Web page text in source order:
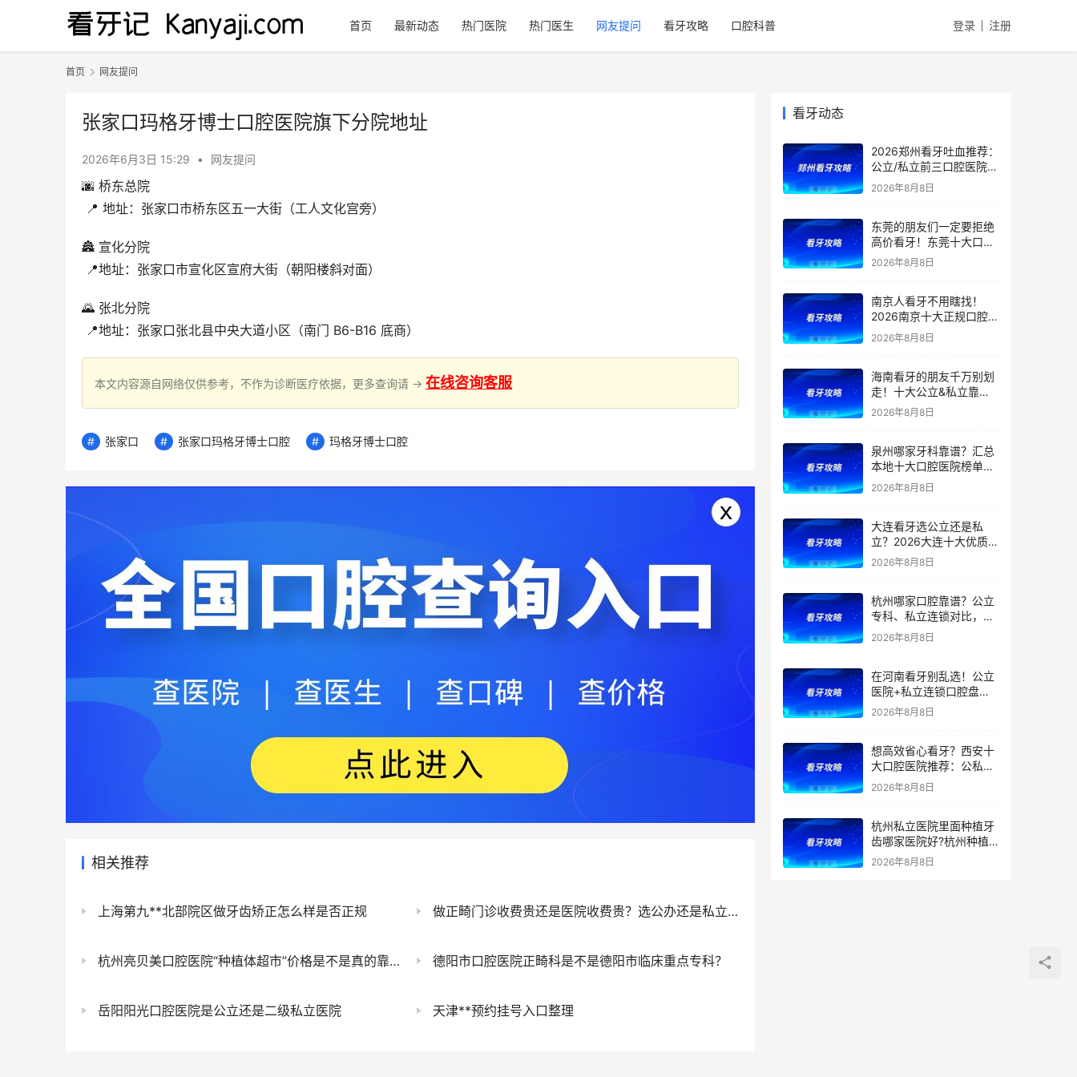
首页 最新动态 热门医院 热门医生 网友提问 看牙攻略 口腔科普 登录 注册
首页 网友提问
张家口玛格牙博士口腔医院旗下分院地址
2026年6月3日 15:29 • 网友提问
🌆 桥东总院
📍 地址：张家口市桥东区五一大街（工人文化宫旁）
🏯 宣化分院
📍地址：张家口市宣化区宣府大街（朝阳楼斜对面）
🌄 张北分院
📍地址：张家口张北县中央大道小区（南门 B6-B16 底商）
本文内容源自网络仅供参考，不作为诊断医疗依据，更多查询请 → 在线咨询客服
张家口 张家口玛格牙博士口腔 玛格牙博士口腔
相关推荐
上海第九**北部院区做牙齿矫正怎么样是否正规 做正畸门诊收费贵还是医院收费贵？选公办还是私立？
杭州亮贝美口腔医院“种植体超市”价格是不是真的靠不靠谱 德阳市口腔医院正畸科是不是德阳市临床重点专科？
岳阳阳光口腔医院是公立还是二级私立医院 天津**预约挂号入口整理
看牙动态
2026郑州看牙吐血推荐：
公立/私立前三口腔医院排
行曝光！郑大、人民医院
以上榜，都是医保定点医
销比例+口腔项目价格
2026年8月8日
东莞的朋友们一定要拒绝
高价看牙！东莞十大口腔
医院推荐：老牌公立实力
按需选院，附：牙齿项目
价格参考
2026年8月8日
南京人看牙不用瞎找！
2026南京十大正规口腔机
构全新汇总！公立/私立医
院适配不同需求，还附口
牙/根管/种植/矫正】
2026年8月8日
海南看牙的朋友千万别划
走！十大公立&私立靠谱
口腔医院推荐，补牙、种
腔项目最新收费一览
2026年8月8日
泉州哪家牙科靠谱？汇总
本地十大口腔医院榜单来
了！种植、正畸该去哪
家？医保定点、特色一次
牙/矫正/牙冠等价格
2026年8月8日
大连看牙选公立还是私
立？2026大连十大优质口
腔医院推荐：市口腔、大
全曝光
2026年8月8日
杭州哪家口腔靠谱？公立
专科、私立连锁对比，医
院优势、特色、擅长全都
有，看牙省钱不踩雷！附
种牙、矫正最新价格
2026年8月8日
在河南看牙别乱选！公立
医院+私立连锁口腔盘
点，医院优势、擅长项目
避坑收好！附价格表
2026年8月8日
想高效省心看牙？西安十
大口腔医院推荐：公私立
综合实力测评，精准匹配
种植、矫正、拔牙、补牙
齿项目价格参考
2026年8月8日
杭州私立医院里面种植牙
齿哪家医院好?杭州种植
牙齿多少钱一颗?杭州种
2026年8月8日